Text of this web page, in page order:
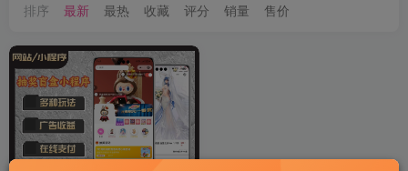
排序 最新 最热 收藏 评分 销量 售价